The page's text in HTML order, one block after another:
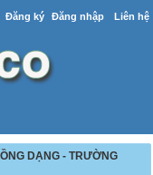
Đăng ký Đăng nhập Liên hệ
DẠNG - TRƯỜNG